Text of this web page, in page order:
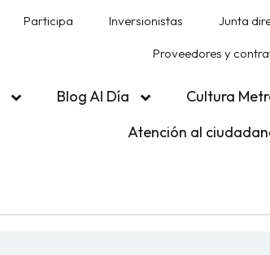
Participa Inversionistas Junta
Proveedores y
Blog Al Día
Cultura
Atención al